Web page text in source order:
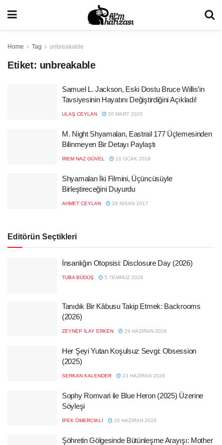
Home Tag unbreakable
Etiket: unbreakable
Samuel L. Jackson, Eski Dostu Bruce Willis’in
Tavsiyesinin Hayatını Değiştirdiğini Açıkladı!
ULAŞ CEYLAN 20 MART 2025
M. Night Shyamalan, Eastrail 177 Üçlemesinden
Bilinmeyen Bir Detayı Paylaştı
İREM NAZ GÜVEL 10 OCAK 2019
Shyamalan İki Filmini, Üçüncüsüyle
Birleştireceğini Duyurdu
AHMET CEYLAN 29 NISAN 2017
Editörün Seçtikleri
İnsanlığın Otopsisi: Disclosure Day (2026)
TUBA BÜDÜŞ 5 TEMMUZ 2026
Tanıdık Bir Kâbusu Takip Etmek: Backrooms
(2026)
ZEYNEP İLAY ERKEN 29 HAZIRAN 2026
Her Şeyi Yutan Koşulsuz Sevgi: Obsession
(2025)
SERKAN KALENDER 23 HAZIRAN 2026
Sophy Romvari ile Blue Heron (2025) Üzerine
Söyleşi
İPEK ÖMERCIKLI 20 HAZIRAN 2026
Şöhretin Gölgesinde Bütünleşme Arayışı: Mother